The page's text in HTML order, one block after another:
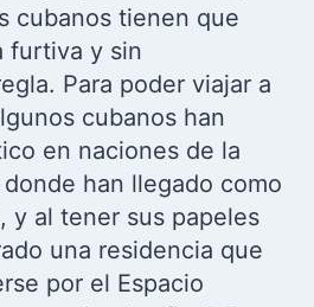
cubanos tienen que
furtiva y sin
Para poder viajar a
cubanos han
en naciones de la
han llegado como
y al tener sus papeles
una residencia que
por el Espacio